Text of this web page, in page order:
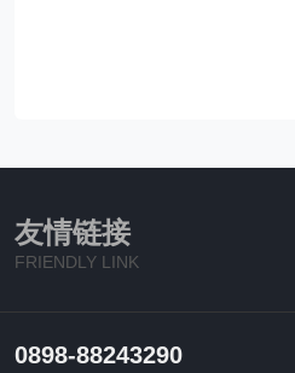
友情链接
FRIENDLY LINK
0898-88243290